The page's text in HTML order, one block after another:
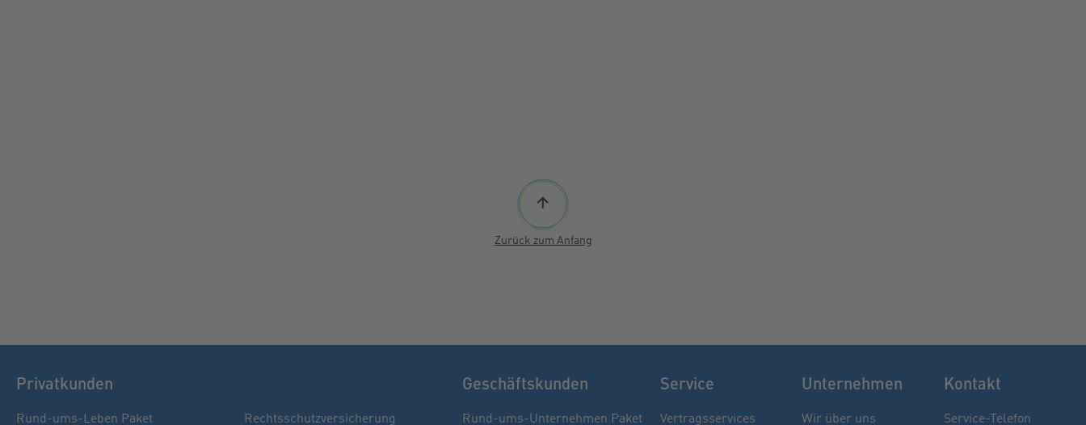
Zurück zum Anfang
Privatkunden
Rund-ums-Leben Paket Rechtsschutzversicherung
Geschäftskunden
Rund-ums-Unternehmen Paket
Service
Vertragsservices
Unternehmen
Wir über uns
Kontakt
Service-Telefon